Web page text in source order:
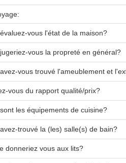
vous l'état de la maison?
vous la propreté en général?
vous trouvé l'ameublement et
vous du rapport qualité/prix?
les équipements de cuisine?
trouvé la (les) salle(s) de bain?
donneriez vous aux lits?